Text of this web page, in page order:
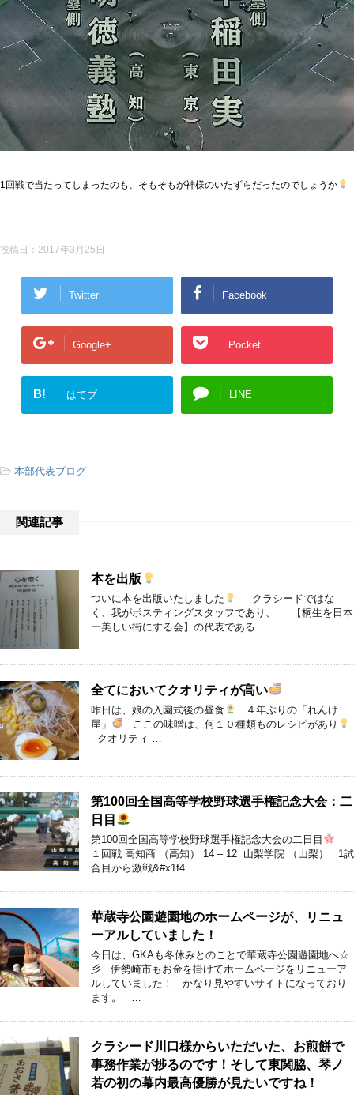
1回戦で当たってしまったのも、そもそもが神様のいたずらだったのでしょうか
投稿日： 2017年3月25日
Twitter Facebook
Google+ Pocket
B! はてブ LINE
-本部代表ブログ
関連記事
本を出版
ついに本を出版いたしました
クラシードではな
く、我がポスティングスタッフであり、 【桐生を日本
一美しい街にする会】の代表である …
全てにおいてクオリティが高い
昨日は、娘の入園式後の昼食
４年ぶりの「れんげ
屋」
ここの味噌は、何１０種類ものレシピがあり
クオリティ …
第100回全国高等学校野球選手権記念大会：二
日目
第100回全国高等学校野球選手権記念大会の二日目
１回戦 高知商 （高知） 14 – 12 山梨学院 （山梨） 1試
合目から激戦&#x1f4 …
華蔵寺公園遊園地のホームページが、リニュ
ーアルしていました！
今日は、GKAも冬休みとのことで華蔵寺公園遊園地へ☆
彡 伊勢崎市もお金を掛けてホームページをリニューア
ルしていました！ かなり見やすいサイトになっており
ます。 …
クラシード川口様からいただいた、お煎餅で
事務作業が捗るのです！そして東関脇、琴ノ
若の初の幕内最高優勝が見たいですね！